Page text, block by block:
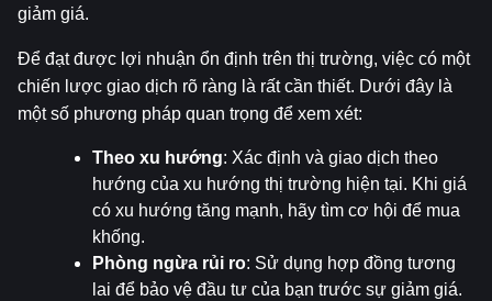
giảm giá.
Để đạt được lợi nhuận ổn định trên thị trường, việc có một
chiến lược giao dịch rõ ràng là rất cần thiết. Dưới đây là
một số phương pháp quan trọng để xem xét:
Theo xu hướng: Xác định và giao dịch theo
hướng của xu hướng thị trường hiện tại. Khi giá
có xu hướng tăng mạnh, hãy tìm cơ hội để mua
khống.
Phòng ngừa rủi ro: Sử dụng hợp đồng tương
lai để bảo vệ đầu tư của bạn trước sự giảm giá.